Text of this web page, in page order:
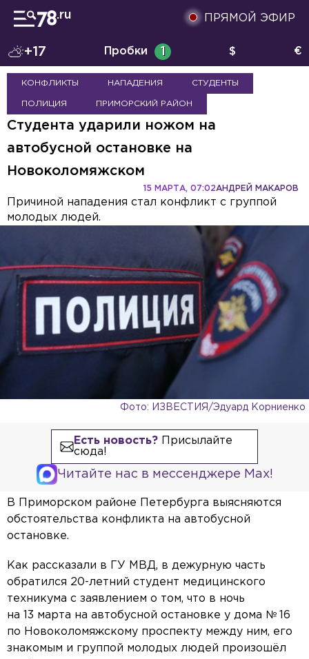
ПРЯМОЙ ЭФИР
+17 Пробки 1 $ €
КОНФЛИКТЫ НАПАДЕНИЯ СТУДЕНТЫ
ПОЛИЦИЯ ПРИМОРСКИЙ РАЙОН
Студента ударили ножом на
автобусной остановке на
Новоколомяжском
АНДРЕЙ МАКАРОВ
15 МАРТА, 07:02
Причиной нападения стал конфликт с группой
молодых людей.
Фото: ИЗВЕСТИЯ/Эдуард Корниенко
Есть новость?Присылайте
сюда!
Читайте нас в мессенджере Max!
В Приморском районе Петербурга выясняются
обстоятельства конфликта на автобусной
остановке.
Как рассказали в ГУ МВД, в дежурную часть
обратился 20-летний студент медицинского
техникума с заявлением о том, что в ночь
на 13 марта на автобусной остановке у дома № 16
по Новоколомяжскому проспекту между ним, его
знакомым и группой молодых людей произошёл